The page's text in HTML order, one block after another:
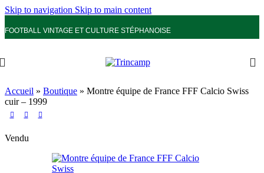
Skip to navigation Skip to main content
FOOTBALL VINTAGE ET CULTURE STÉPHANOISE
Accueil » Boutique » Montre équipe de France FFF Calcio Swiss
cuir – 1999
Vendu